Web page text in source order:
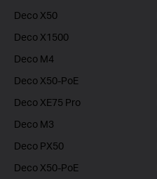
Deco X50
Deco X1500
Deco M4
Deco X50-PoE
Deco XE75 Pro
Deco M3
Deco PX50
Deco X50-PoE